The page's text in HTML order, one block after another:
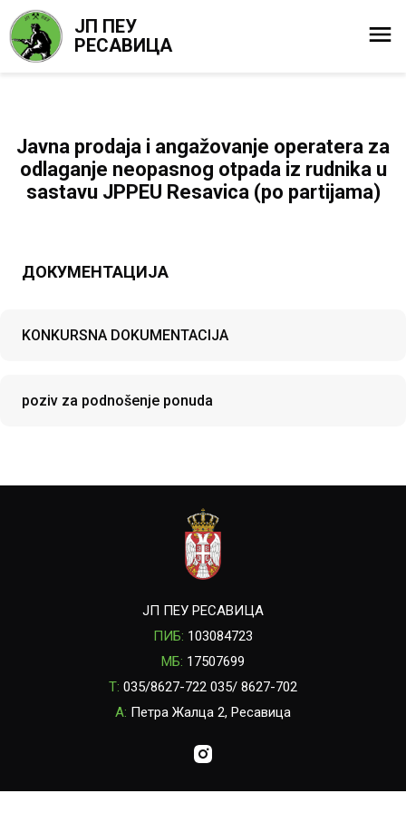
ЈП ПЕУ
РЕСАВИЦА
Javna prodaja i angažovanje operatera za
odlaganje neopasnog otpada iz rudnika u
sastavu JPPEU Resavica (po partijama)
ДОКУМЕНТАЦИЈА
KONKURSNA DOKUMENTACIJA
poziv za podnošenje ponuda
ЈП ПЕУ РЕСАВИЦА
ПИБ: 103084723
МБ: 17507699
T: 035/8627-722 035/ 8627-702
A: Петра Жалца 2, Ресавица